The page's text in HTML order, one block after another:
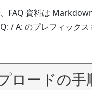
FAQ 資料は
/ A: のプレフィックス
ロードの手